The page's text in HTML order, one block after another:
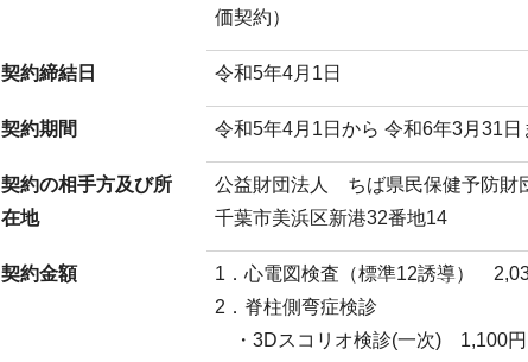
価契約）
契約締結日 令和5年4月1日
契約期間 令和5年4月1日から 令和6年3月31日
契約の相手方及び所
在地
公益財団法人 ちば県民保健予防財
千葉市美浜区新港32番地14
契約金額
1．心電図検査（標準12誘導）
2．脊柱側弯症検診
・3Dスコリオ検診(一次) 1,100円